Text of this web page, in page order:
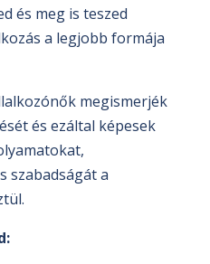
és meg is teszed
a legjobb formája
megismerjék
és ezáltal képesek
szabadságát a